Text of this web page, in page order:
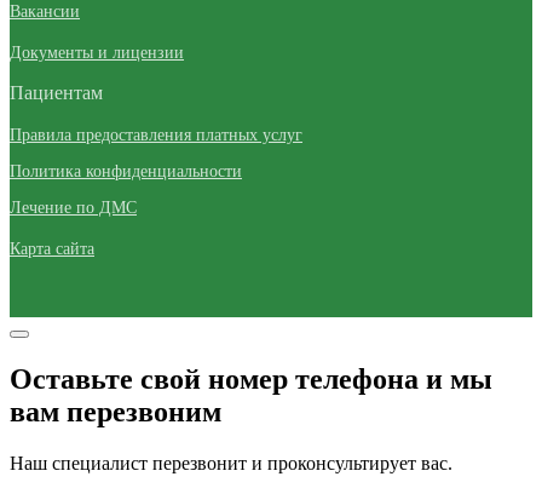
Вакансии
Документы и лицензии
Пациентам
Правила предоставления платных услуг
Политика конфиденциальности
Лечение по ДМС
Карта сайта
Оставьте свой номер телефона и мы
вам перезвоним
Наш специалист перезвонит и проконсультирует вас.